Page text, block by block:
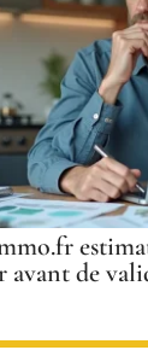
avant de